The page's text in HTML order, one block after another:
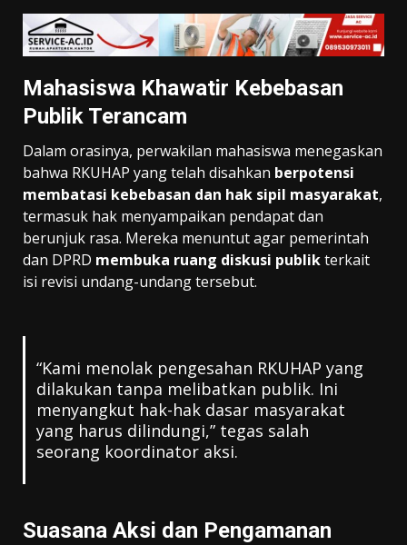
Mahasiswa Khawatir Kebebasan
Publik Terancam
Dalam orasinya, perwakilan mahasiswa menegaskan
bahwa RKUHAP yang telah disahkan berpotensi
membatasi kebebasan dan hak sipil masyarakat,
termasuk hak menyampaikan pendapat dan
berunjuk rasa. Mereka menuntut agar pemerintah
dan DPRD membuka ruang diskusi publikterkait
isi revisi undang-undang tersebut.
“Kami menolak pengesahan RKUHAP yang
dilakukan tanpa melibatkan publik. Ini
menyangkut hak-hak dasar masyarakat
yang harus dilindungi,” tegas salah
seorang koordinator aksi.
Suasana Aksi dan Pengamanan